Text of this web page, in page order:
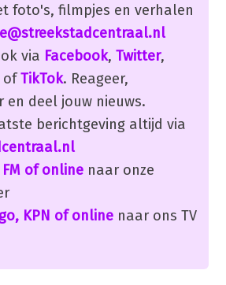
foto's, filmpjes en verhalen
via Facebook, Twitter,
ofTikTok. Reageer,
en deel jouw nieuws.
berichtgeving altijd via
of onlinenaar onze
KPN of onlinenaar ons TV